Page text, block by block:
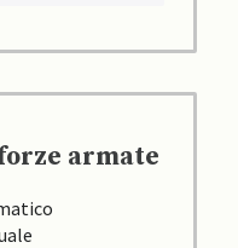
armate